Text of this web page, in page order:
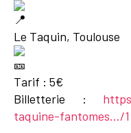
Le Taquin, Toulouse
Tarif : 5€
Billetterie :
taquine-fantomes.../1